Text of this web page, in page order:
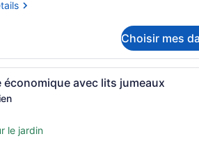
Choisir mes
de sièges extérieurs, entourées
Une rangée de
économique avec lits jumeaux
le jardin